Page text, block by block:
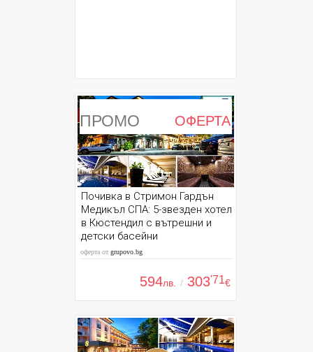
ПРОМО ОФЕРТА
Почивка в Стримон Гардън
Медикъл СПА: 5-звезден хотел
в Кюстендил с вътрешни и
детски басейни
оферта отgrupovo.bg
594лв. / 303'71€